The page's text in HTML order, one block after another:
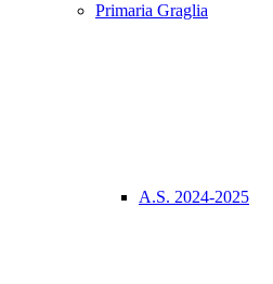
Primaria Graglia
A.S. 2024-2025